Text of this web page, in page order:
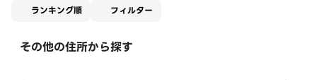
ランキング順 フィルター
その他の住所から探す